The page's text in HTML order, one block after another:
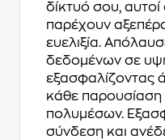
δίκτυό σου, αυτοί
παρέχουν
ευελιξία.
δεδομένων σε
εξασφαλίζοντας
κάθε
πολυμέσων.
σύνδεση και